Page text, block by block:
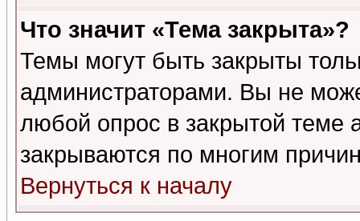
Что значит «Тема закрыта»?
Темы могут быть закрыты
администраторами. Вы не
любой опрос в закрытой теме
закрываются по многим
Вернуться к началу